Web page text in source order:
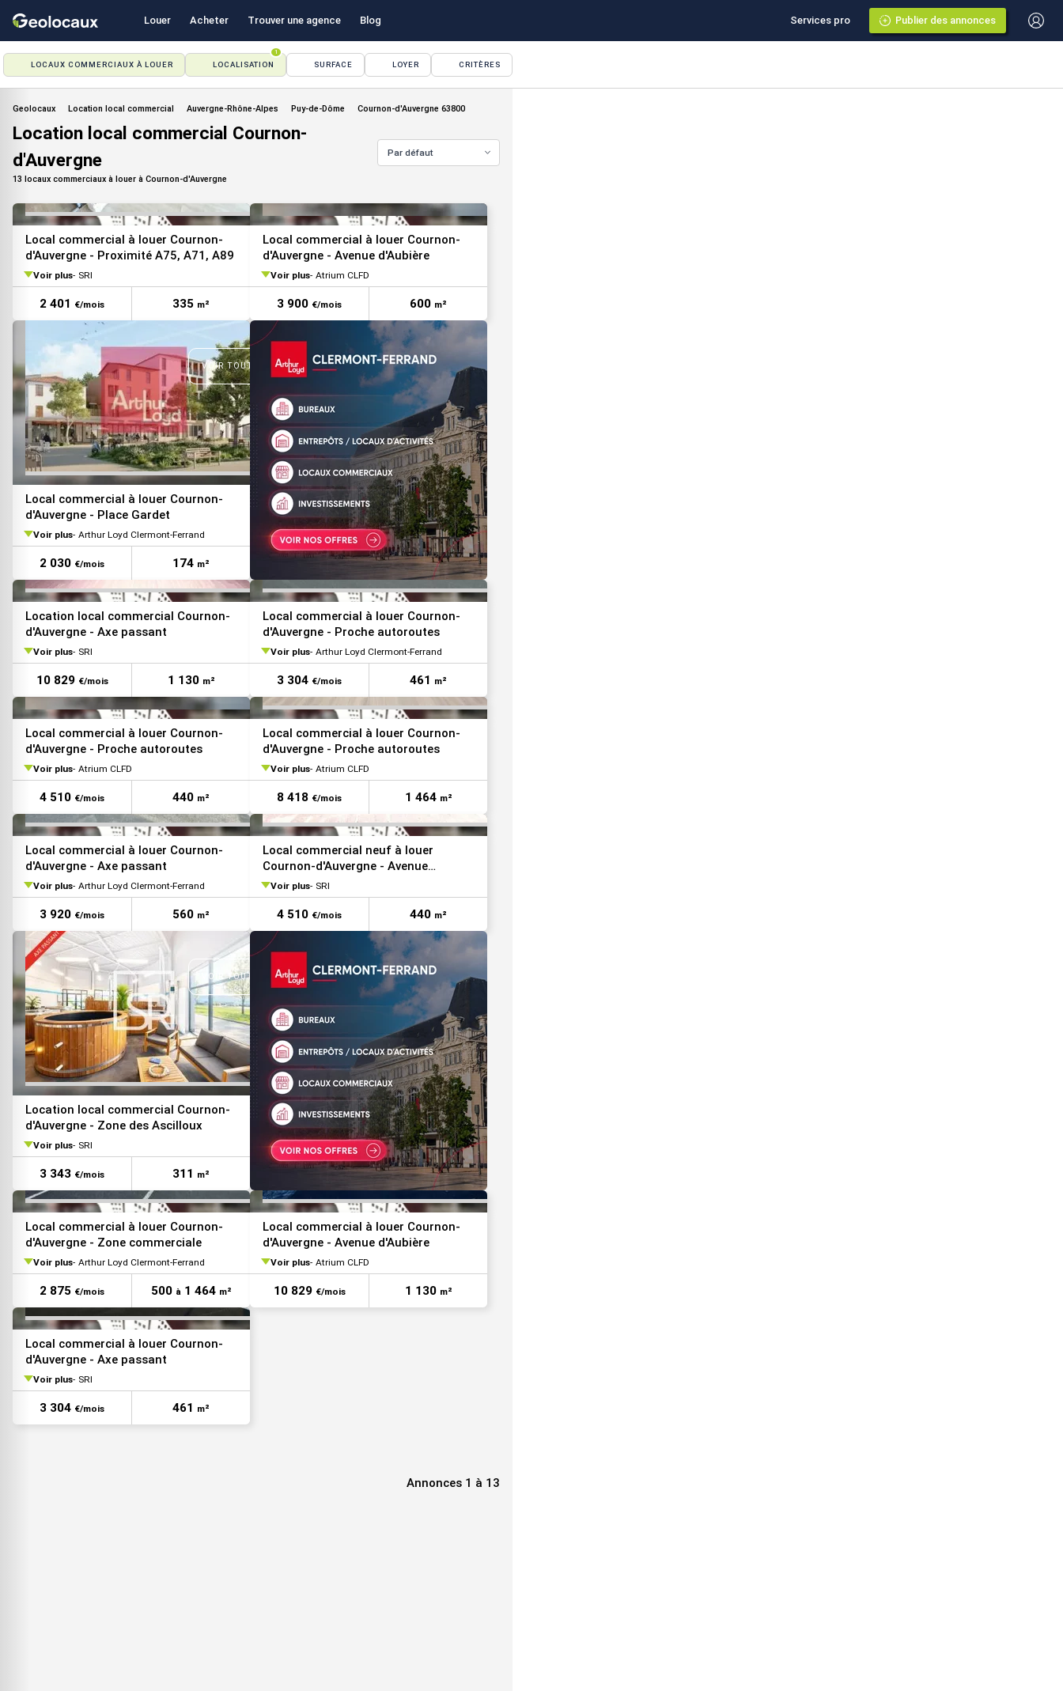
Louer Acheter Trouver une agence Blog Services pro Publier des annonces
LOCAUX COMMERCIAUX À LOUER LOCALISATION
1
SURFACE LOYER CRITÈRES
Geolocaux Location local commercial Auvergne-Rhône-Alpes Puy-de-Dôme Cournon-d'Auvergne 63800
Location local commercial Cournon-
d'Auvergne
13 locaux commerciaux à louer à Cournon-d'Auvergne
Par défaut
VOIR TOUTES LES PHOTOS
Local commercial à louer Cournon-
d'Auvergne - Proximité A75, A71, A89
Voir plus SRI
2 401 €/mois 335 m²
Local commercial à louer Cournon-
d'Auvergne - Avenue d'Aubière
Voir plus Atrium CLFD
3 900 €/mois 600 m²
VOIR TOUTES LES PHOTOS
Local commercial à louer Cournon-
d'Auvergne - Place Gardet
Voir plus Arthur Loyd Clermont-Ferrand
2 030 €/mois 174 m²
VOIR TOUTES LES PHOTOS
Location local commercial Cournon-
d'Auvergne - Axe passant
Voir plus SRI
10 829 €/mois 1 130 m²
VOIR TOUTES LES PHOTOS
Local commercial à louer Cournon-
d'Auvergne - Proche autoroutes
Voir plus Arthur Loyd Clermont-Ferrand
3 304 €/mois 461 m²
Local commercial à louer Cournon-
d'Auvergne - Proche autoroutes
Voir plus Atrium CLFD
4 510 €/mois 440 m²
VOIR TOUTES LES PHOTOS
Local commercial à louer Cournon-
d'Auvergne - Proche autoroutes
Voir plus Atrium CLFD
8 418 €/mois 1 464 m²
VOIR TOUTES LES PHOTOS
Local commercial à louer Cournon-
d'Auvergne - Axe passant
Voir plus Arthur Loyd Clermont-Ferrand
3 920 €/mois 560 m²
VOIR TOUTES LES PHOTOS
Local commercial neuf à louer
Cournon-d'Auvergne - Avenue
d'Aubière
Voir plus SRI
4 510 €/mois 440 m²
VOIR TOUTES LES PHOTOS
Location local commercial Cournon-
d'Auvergne - Zone des Ascilloux
Voir plus SRI
3 343 €/mois 311 m²
VOIR TOUTES LES PHOTOS
Local commercial à louer Cournon-
d'Auvergne - Zone commerciale
Voir plus Arthur Loyd Clermont-Ferrand
2 875 €/mois 500 à1 464 m²
VOIR TOUTES LES PHOTOS
Local commercial à louer Cournon-
d'Auvergne - Avenue d'Aubière
Voir plus Atrium CLFD
10 829 €/mois 1 130 m²
VOIR TOUTES LES PHOTOS
Local commercial à louer Cournon-
d'Auvergne - Axe passant
Voir plus SRI
3 304 €/mois 461 m²
Annonces 1 à 13